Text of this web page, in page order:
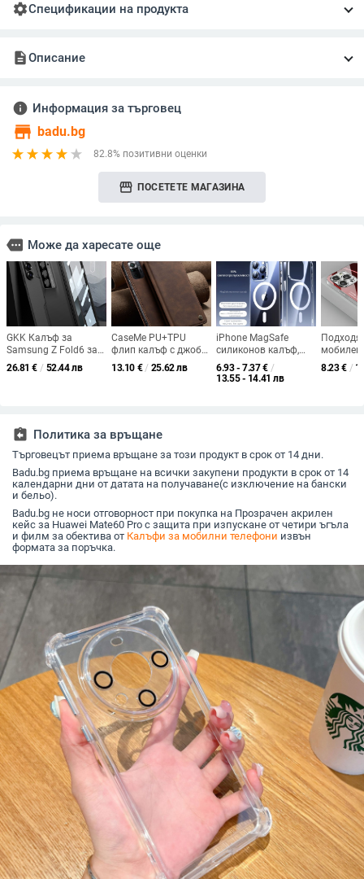
settingsСпецификации на продукта
descriptionОписание
info Информация за търговец
store badu.bg
82.8% позитивни оценки
storefront ПОСЕТЕТЕ МАГАЗИНА
more Може да харесате още
GKK Калъф за
Samsung Z Fold6 за
задната камера,
магнитна панта,
26.81 € / 52.44 лв
CaseMe PU+TPU
флип калъф с джоб
за карта за Redmi
Note 10 и Xiaomi 11
13.10 € / 25.62 лв
iPhone MagSafe
силиконов калъф,
релефен дизайн,
магнитен,
6.93 - 7.37€ /
13.55 - 14.41 лв
мобилен
Apple 16
8.23€ /
assignment_return Политика за връщане
Търговецът приема връщане за този продукт в срок от 14 дни.
Badu.bg приема връщане на всички закупени продукти в срок от 14
календарни дни от датата на получаване(с изключение на бански
и бельо).
Badu.bg не носи отговорност при покупка на Прозрачен акрилен
кейс за Huawei Mate60 Pro с защита при изпускане от четири ъгъла
и филм за обектива от Калъфи за мобилни телефони извън
формата за поръчка.